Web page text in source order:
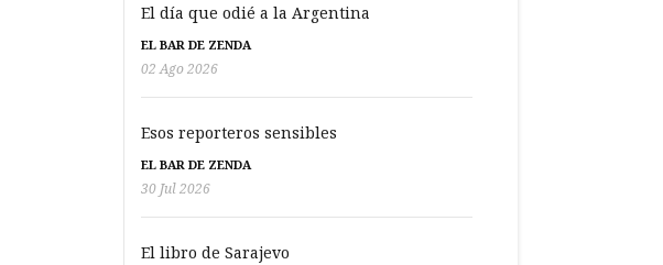
El día que odié a la Argentina
EL BAR DE ZENDA
02 Ago 2026
Esos reporteros sensibles
EL BAR DE ZENDA
30 Jul 2026
El libro de Sarajevo